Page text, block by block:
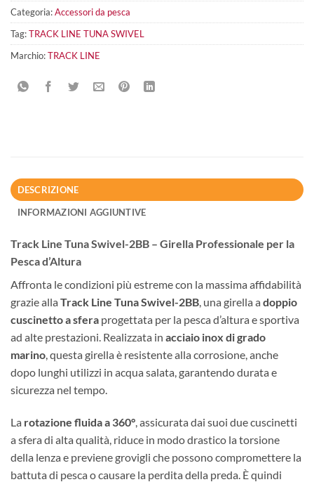
Categoria:Accessori da pesca
Tag:TRACK LINE TUNA SWIVEL
Marchio:TRACK LINE
DESCRIZIONE
INFORMAZIONI AGGIUNTIVE
Track Line Tuna Swivel-2BB – Girella Professionale per la
Pesca d’Altura
Affronta le condizioni più estreme con la massima affidabilità
grazie alla Track Line Tuna Swivel-2BB, una girella a doppio
cuscinetto a sfera progettata per la pesca d’altura e sportiva
ad alte prestazioni. Realizzata in acciaio inox di grado
marino, questa girella è resistente alla corrosione, anche
dopo lunghi utilizzi in acqua salata, garantendo durata e
sicurezza nel tempo.
La rotazione fluida a 360° , assicurata dai suoi due cuscinetti
a sfera di alta qualità, riduce in modo drastico la torsione
della lenza e previene grovigli che possono compromettere la
battuta di pesca o causare la perdita della preda. È quindi